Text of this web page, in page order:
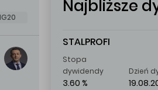
Najbliższe
STALPROFI
Stopa
dywidendy
3.60 %
Dzień